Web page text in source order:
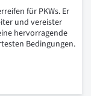
für PKWs. Er
und vereister
hervorragende
Bedingungen.